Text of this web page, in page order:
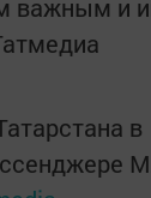
важным и
в